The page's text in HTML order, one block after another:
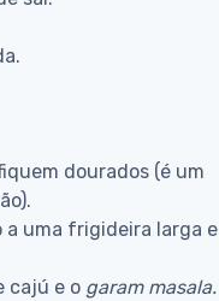
dourados (é um
a uma frigideira larga e
cajú e o garam masala.